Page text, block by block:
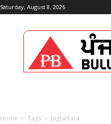
Saturday, August 8, 2026
Punjabi
Bulletin
Home Tags Jagtartara